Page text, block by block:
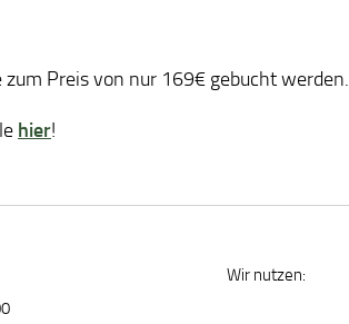
Preis von nur 169€ gebucht werden.
hier!
Wir nutzen: